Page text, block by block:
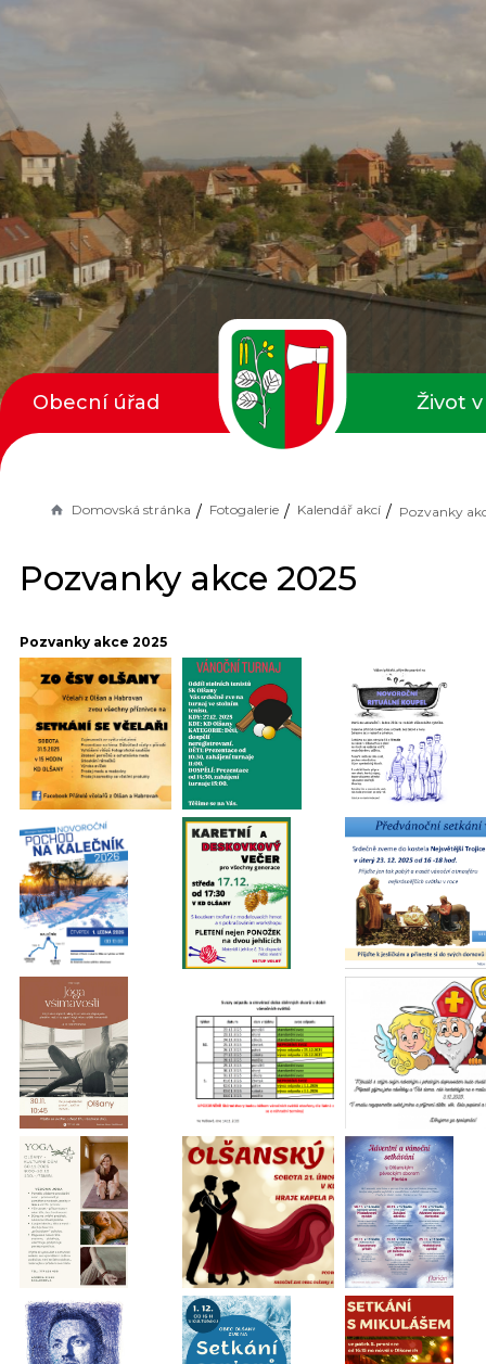
Domovská stránka Fotogalerie Kalendář akcí Pozvanky
Pozvanky akce 2025
Pozvanky akce 2025
Obecní úřad Život